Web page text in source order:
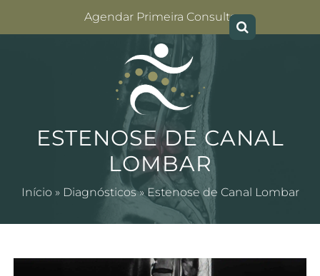
Agendar Primeira Consulta
ESTENOSE DE CANAL
LOMBAR
Início » Diagnósticos» Estenose de Canal Lombar